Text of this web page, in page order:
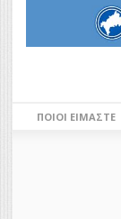
ΠΟΙΟΙ ΕΊΜΑΣΤΕ